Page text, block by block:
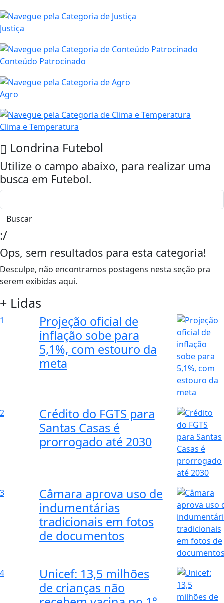
Justiça
Conteúdo Patrocinado
Agro
Clima e Temperatura
Londrina Futebol
Utilize o campo abaixo, para realizar uma
busca em Futebol.
Buscar
:/
Ops, sem resultados para esta categoria!
Desculpe, não encontramos postagens nesta seção pra
serem exibidas aqui.
+ Lidas
1
Projeção oficial de
inflação sobe para
5,1%, com estouro da
meta
2
Crédito do FGTS para
Santas Casas é
prorrogado até 2030
3
Câmara aprova uso de
indumentárias
tradicionais em fotos
de documentos
4
Unicef: 13,5 milhões
de crianças não